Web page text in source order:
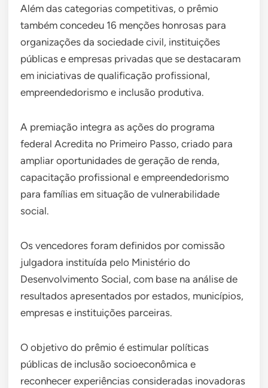
Além das categorias competitivas, o prêmio
também concedeu 16 menções honrosas para
organizações da sociedade civil, instituições
públicas e empresas privadas que se destacaram
em iniciativas de qualificação profissional,
empreendedorismo e inclusão produtiva.
A premiação integra as ações do programa
federal Acredita no Primeiro Passo, criado para
ampliar oportunidades de geração de renda,
capacitação profissional e empreendedorismo
para famílias em situação de vulnerabilidade
social.
Os vencedores foram definidos por comissão
julgadora instituída pelo Ministério do
Desenvolvimento Social, com base na análise de
resultados apresentados por estados, municípios,
empresas e instituições parceiras.
O objetivo do prêmio é estimular políticas
públicas de inclusão socioeconômica e
reconhecer experiências consideradas inovadoras